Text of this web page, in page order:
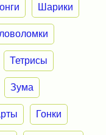
Шарики
Тетрисы
Зума
Гонки